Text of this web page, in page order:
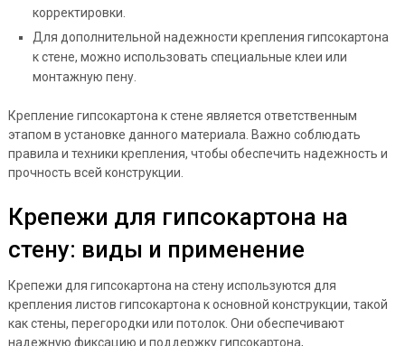
корректировки.
Для дополнительной надежности крепления гипсокартона
к стене, можно использовать специальные клеи или
монтажную пену.
Крепление гипсокартона к стене является ответственным
этапом в установке данного материала. Важно соблюдать
правила и техники крепления, чтобы обеспечить надежность и
прочность всей конструкции.
Крепежи для гипсокартона на
стену: виды и применение
Крепежи для гипсокартона на стену используются для
крепления листов гипсокартона к основной конструкции, такой
как стены, перегородки или потолок. Они обеспечивают
надежную фиксацию и поддержку гипсокартона,